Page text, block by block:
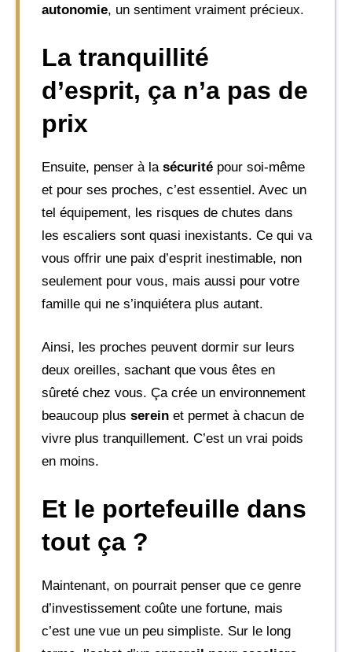
autonomie, un sentiment vraiment précieux.
La tranquillité
d’esprit, ça n’a pas de
prix
Ensuite, penser à la sécurité pour soi-même
et pour ses proches, c’est essentiel. Avec un
tel équipement, les risques de chutes dans
les escaliers sont quasi inexistants. Ce qui va
vous offrir une paix d’esprit inestimable, non
seulement pour vous, mais aussi pour votre
famille qui ne s’inquiétera plus autant.
Ainsi, les proches peuvent dormir sur leurs
deux oreilles, sachant que vous êtes en
sûreté chez vous. Ça crée un environnement
beaucoup plus serein et permet à chacun de
vivre plus tranquillement. C’est un vrai poids
en moins.
Et le portefeuille dans
tout ça ?
Maintenant, on pourrait penser que ce genre
d’investissement coûte une fortune, mais
c’est une vue un peu simpliste. Sur le long